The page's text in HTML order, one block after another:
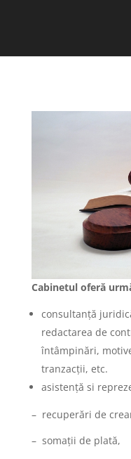
Cabinetul oferă
consultanță
redactarea de
întâmpinări,
tranzacții, etc.
asistență si
– recuperări de
– somații de plată,